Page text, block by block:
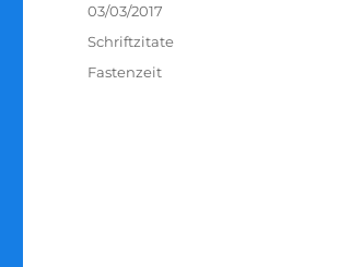
Veröffentlicht
am
03/03/2017
Kategorien
Schriftzitate
Schlagwörter
Fastenzeit